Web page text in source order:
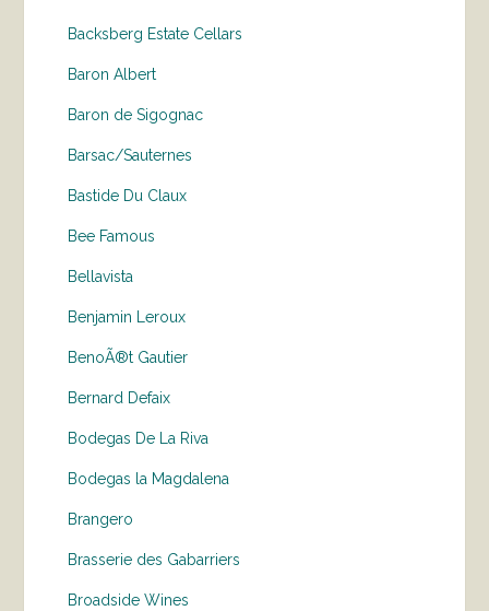
Backsberg Estate Cellars
Baron Albert
Baron de Sigognac
Barsac/Sauternes
Bastide Du Claux
Bee Famous
Bellavista
Benjamin Leroux
BenoÃ®t Gautier
Bernard Defaix
Bodegas De La Riva
Bodegas la Magdalena
Brangero
Brasserie des Gabarriers
Broadside Wines